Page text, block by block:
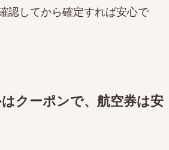
認してから確定すれば安心で
クーポンで、航空券は安